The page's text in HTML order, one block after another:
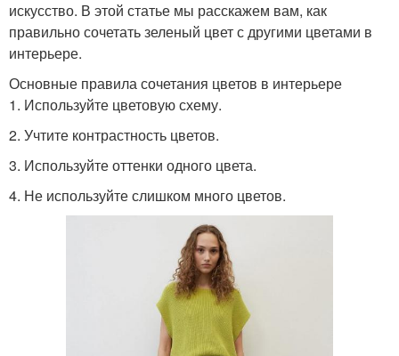
искусство. В этой статье мы расскажем вам, как
правильно сочетать зеленый цвет с другими цветами в
интерьере.
Основные правила сочетания цветов в интерьере
1. Используйте цветовую схему.
2. Учтите контрастность цветов.
3. Используйте оттенки одного цвета.
4. Не используйте слишком много цветов.